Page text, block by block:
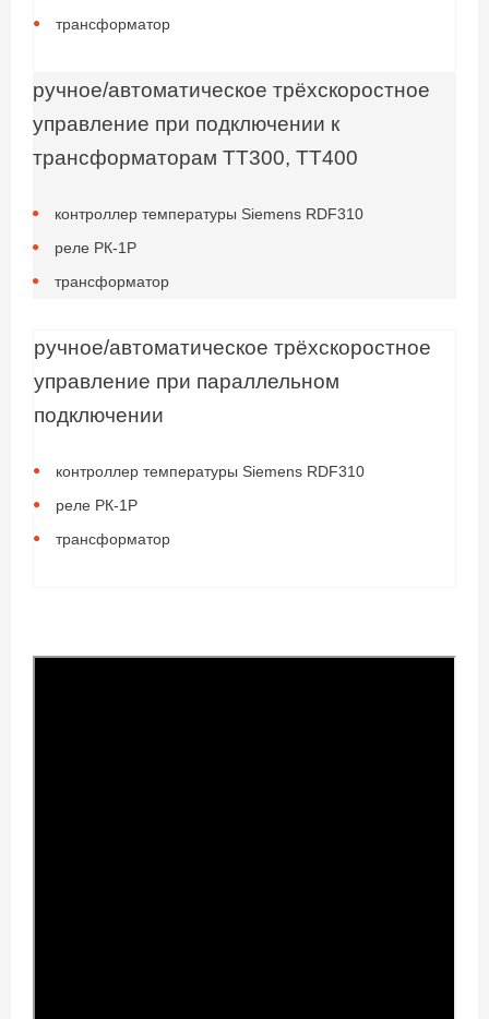
трансформатор
ручное/автоматическое трёхскоростное
управление при подключении к
трансформаторам ТТ300, ТТ400
контроллер температуры Siemens RDF310
реле РК-1Р
трансформатор
ручное/автоматическое трёхскоростное
управление при параллельном
подключении
контроллер температуры Siemens RDF310
реле РК-1Р
трансформатор